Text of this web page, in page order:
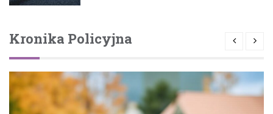
Kronika Policyjna